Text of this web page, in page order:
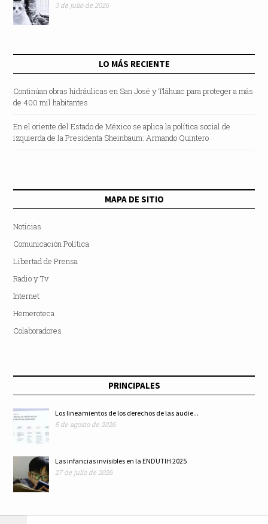
3 de julio de 2026
LO MÁS RECIENTE
Continúan obras hidráulicas en San José y Tláhuac para proteger a más
de 400 mil habitantes
En el oriente del Estado de México se aplica la política social de
izquierda de la Presidenta Sheinbaum: Armando Quintero
MAPA DE SITIO
Noticias
Comunicación Política
Libertad de Prensa
Radio y Tv
Internet
Hemeroteca
Colaboradores
PRINCIPALES
Los lineamientos de los derechos de las audie...
5 de agosto de 2026
Las infancias invisibles en la ENDUTIH 2025
27 de julio de 2026